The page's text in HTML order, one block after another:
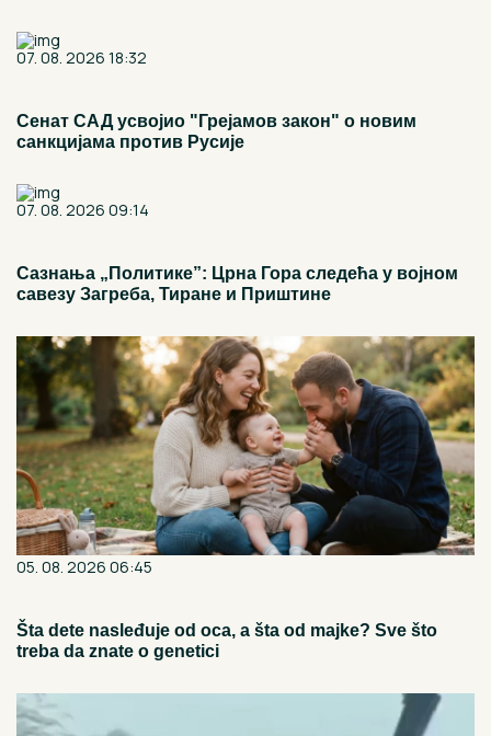
07. 08. 2026 18:32
Сенат САД усвојио "Грејамов закон" о новим
санкцијама против Русије
07. 08. 2026 09:14
Сазнања „Политике”: Црна Гора следећа у војном
савезу Загреба, Тиране и Приштине
05. 08. 2026 06:45
Šta dete nasleđuje od oca, a šta od majke? Sve što
treba da znate o genetici